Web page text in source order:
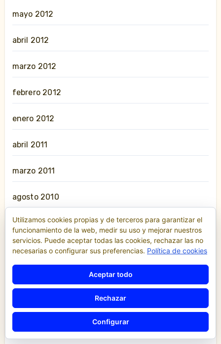
mayo 2012
abril 2012
marzo 2012
febrero 2012
enero 2012
abril 2011
marzo 2011
agosto 2010
julio 2010
mayo 2010
junio 2009
Utilizamos cookies propias y de terceros para garantizar el
funcionamiento de la web, medir su uso y mejorar nuestros
servicios. Puede aceptar todas las cookies, rechazar las no
necesarias o configurar sus preferencias. Política de cookies
Aceptar todo
Rechazar
Configurar